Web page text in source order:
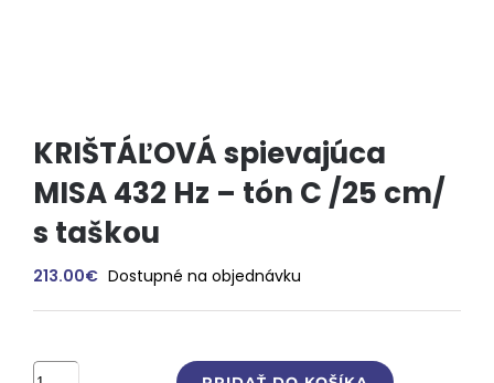
KRIŠTÁĽOVÁ spievajúca
MISA 432 Hz – tón C /25 cm/
s taškou
213.00€ Dostupné na objednávku
množstvo